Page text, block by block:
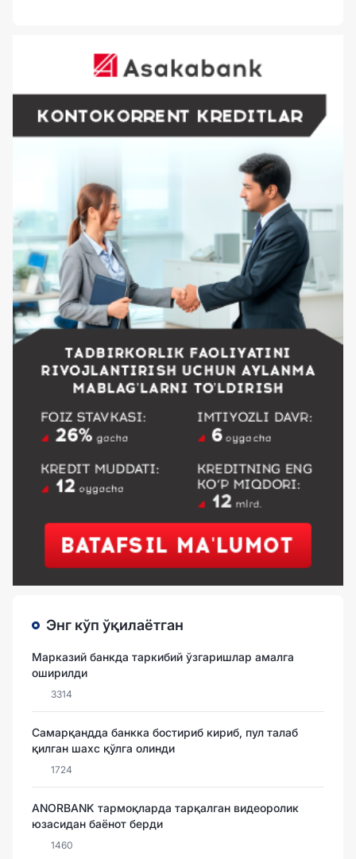
Энг кўп ўқилаётган
Марказий банкда таркибий ўзгаришлар амалга
оширилди
3314
Самарқандда банкка бостириб кириб, пул талаб
қилган шахс қўлга олинди
1724
ANORBANK тармоқларда тарқалган видеоролик
юзасидан баёнот берди
1460